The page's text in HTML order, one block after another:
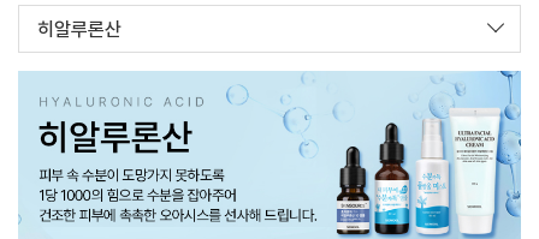
히알루론산